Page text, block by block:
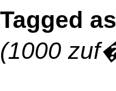
Tagged
(1000